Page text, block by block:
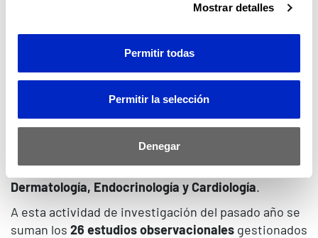
Mostrar detalles
Permitir todas
Permitir la selección
Denegar
tratamientos innovadores con un trato cercano y de
calidad, apoyar a los equipos médicos en sus
proyectos, facilitar la interlocución con promotores
y garantizar el cumplimiento de protocolos para
asegurar la validez de los datos.
Las áreas terapéuticas más relevantes en el área de
investigación de esta red son:
Neurociencias, Oftalmología, Neumología,
Dermatología, Endocrinología y Cardiología.
A esta actividad de investigación del pasado año se
suman los 26 estudios observacionales gestionados